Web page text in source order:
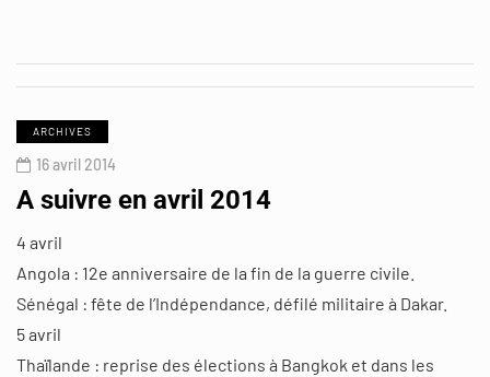
ARCHIVES
16 avril 2014
A suivre en avril 2014
4 avril
Angola : 12e anniversaire de la fin de la guerre civile.
Sénégal : fête de l’Indépendance, défilé militaire à Dakar.
5 avril
Thaïlande : reprise des élections à Bangkok et dans les